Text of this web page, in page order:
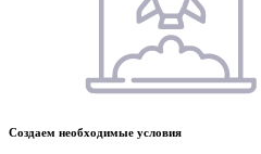
Создаем необходимые условия